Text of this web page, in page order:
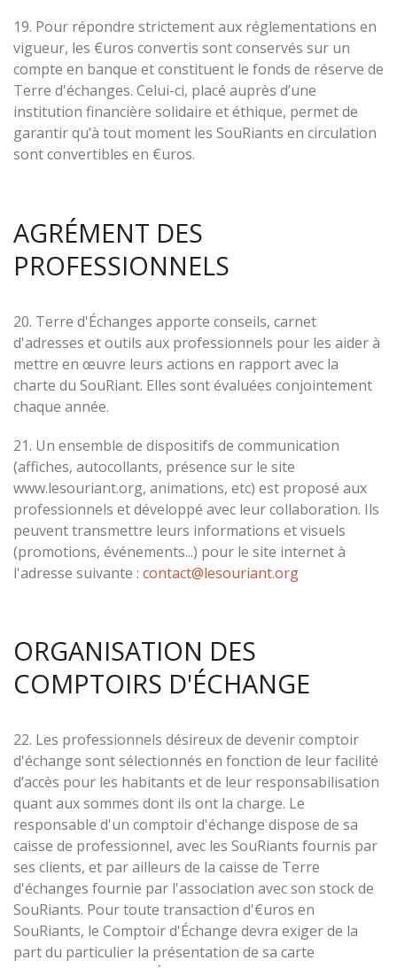
19. Pour répondre strictement aux réglementations en
vigueur, les €uros convertis sont conservés sur un
compte en banque et constituent le fonds de réserve de
Terre d'échanges. Celui-ci, placé auprès d’une
institution financière solidaire et éthique, permet de
garantir qu’à tout moment les SouRiants en circulation
sont convertibles en €uros.
AGRÉMENT DES
PROFESSIONNELS
20. Terre d'Échanges apporte conseils, carnet
d'adresses et outils aux professionnels pour les aider à
mettre en œuvre leurs actions en rapport avec la
charte du SouRiant. Elles sont évaluées conjointement
chaque année.
21. Un ensemble de dispositifs de communication
(affiches, autocollants, présence sur le site
www.lesouriant.org, animations, etc) est proposé aux
professionnels et développé avec leur collaboration. Ils
peuvent transmettre leurs informations et visuels
(promotions, événements...) pour le site internet à
l'adresse suivante : contact@lesouriant.org
ORGANISATION DES
COMPTOIRS D'ÉCHANGE
22. Les professionnels désireux de devenir comptoir
d'échange sont sélectionnés en fonction de leur facilité
d’accès pour les habitants et de leur responsabilisation
quant aux sommes dont ils ont la charge. Le
responsable d'un comptoir d'échange dispose de sa
caisse de professionnel, avec les SouRiants fournis par
ses clients, et par ailleurs de la caisse de Terre
d'échanges fournie par l'association avec son stock de
SouRiants. Pour toute transaction d'€uros en
SouRiants, le Comptoir d'Échange devra exiger de la
part du particulier la présentation de sa carte